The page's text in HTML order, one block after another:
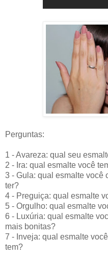
Perguntas:
1 - Avareza: qual seu
2 - Ira: qual esmalte você
3 - Gula: qual esmalte você
ter?
4 - Preguiça: qual esmalte
5 - Orgulho: qual esmalte
6 - Luxúria: qual esmalte
mais bonitas?
7 - Inveja: qual esmalte
tem?